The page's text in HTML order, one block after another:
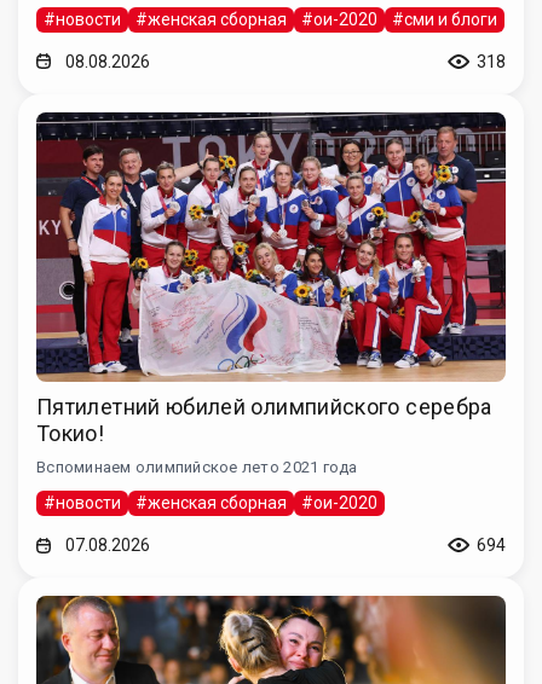
#новости #женская сборная #ои-2020 #сми и блоги
08.08.2026 318
Пятилетний юбилей олимпийского серебра
Токио!
Вспоминаем олимпийское лето 2021 года
#новости #женская сборная #ои-2020
07.08.2026 694